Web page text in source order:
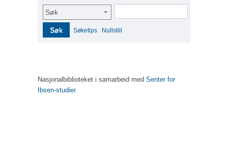
Søk
Søk Søketips Nullstill
Nasjonalbiblioteket i samarbeid med Senter for
Ibsen-studier